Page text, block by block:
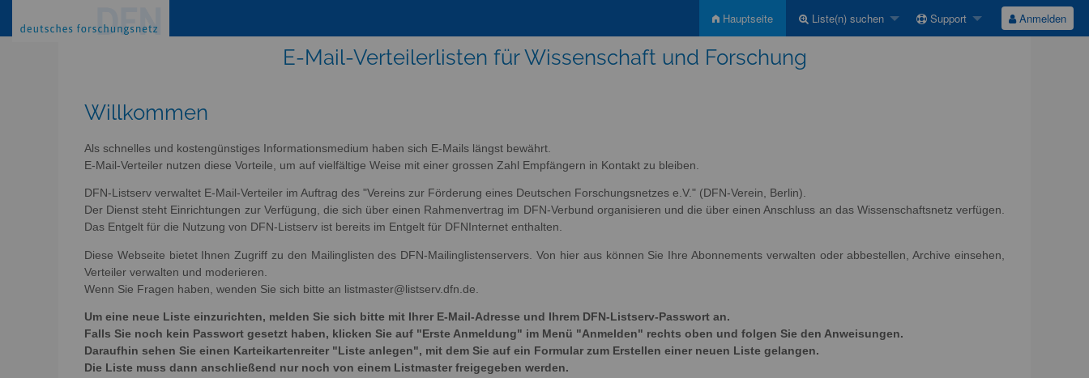
Hauptseite Liste(n) suchen Support Anmelden
E-Mail-Verteilerlisten für Wissenschaft und Forschung
Willkommen
Als schnelles und kostengünstiges Informationsmedium haben sich E-Mails längst bewährt.
E-Mail-Verteiler nutzen diese Vorteile, um auf vielfältige Weise mit einer grossen Zahl Empfängern in Kontakt zu bleiben.
DFN-Listserv verwaltet E-Mail-Verteiler im Auftrag des "Vereins zur Förderung eines Deutschen Forschungsnetzes e.V." (DFN-Verein, Berlin).
Der Dienst steht Einrichtungen zur Verfügung, die sich über einen Rahmenvertrag im DFN-Verbund organisieren und die über einen Anschluss an das Wissenschaftsnetz verfügen.
Das Entgelt für die Nutzung von DFN-Listserv ist bereits im Entgelt für DFNInternet enthalten.
Diese Webseite bietet Ihnen Zugriff zu den Mailinglisten des DFN-Mailinglistenservers. Von hier aus können Sie Ihre Abonnements verwalten oder abbestellen, Archive einsehen,
Verteiler verwalten und moderieren.
Wenn Sie Fragen haben, wenden Sie sich bitte an listmaster@listserv.dfn.de.
Um eine neue Liste einzurichten, melden Sie sich bitte mit Ihrer E-Mail-Adresse und Ihrem DFN-Listserv-Passwort an.
Falls Sie noch kein Passwort gesetzt haben, klicken Sie auf "Erste Anmeldung" im Menü "Anmelden" rechts oben und folgen Sie den Anweisungen.
Daraufhin sehen Sie einen Karteikartenreiter "Liste anlegen", mit dem Sie auf ein Formular zum Erstellen einer neuen Liste gelangen.
Die Liste muss dann anschließend nur noch von einem Listmaster freigegeben werden.